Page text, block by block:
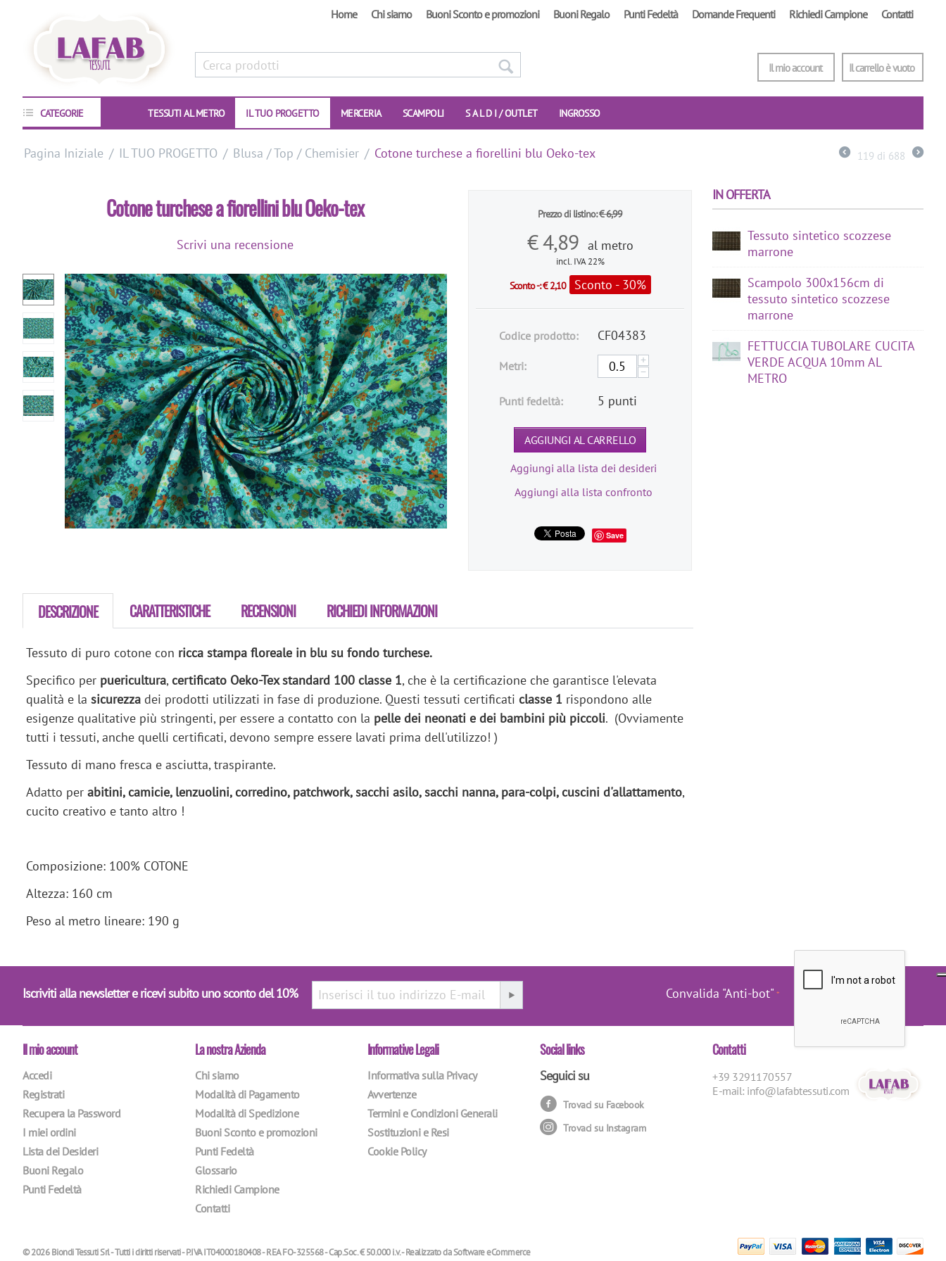
Home Chi siamo Buoni Sconto e promozioni Buoni Regalo Punti Fedeltà Domande Frequenti Richiedi Campione Contatti
Il carrello è vuoto
Il mio account
CATEGORIE TESSUTI AL METRO IL TUO PROGETTO MERCERIA SCAMPOLI S A L D I / OUTLET INGROSSO
Pagina Iniziale / IL TUO PROGETTO / Blusa / Top / Chemisier / Cotone turchese a fiorellini blu Oeko-tex 119 di 688
Cotone turchese a fiorellini blu Oeko-tex
Scrivi una recensione
Prezzo di listino:€6,99
€4,89 al metro
incl. IVA 22%
Sconto -:€2,10 Sconto - 30%
Codice prodotto: CF04383
Metri:
+
−
Punti fedeltà: 5 punti
AGGIUNGI AL CARRELLO
Aggiungi alla lista dei desideri
Aggiungi alla lista confronto
Save
DESCRIZIONE CARATTERISTICHE RECENSIONI RICHIEDI INFORMAZIONI
Tessuto di puro cotone con ricca stampa floreale in blu su fondo turchese.
Specifico per puericultura, certificato Oeko-Tex standard 100 classe 1, che è la certificazione che garantisce l'elevata
qualità e la sicurezza dei prodotti utilizzati in fase di produzione. Questi tessuti certificati classe 1 rispondono alle
esigenze qualitative più stringenti, per essere a contatto con la pelle dei neonati e dei bambini più piccoli. (Ovviamente
tutti i tessuti, anche quelli certificati, devono sempre essere lavati prima dell'utilizzo! )
Tessuto di mano fresca e asciutta, traspirante.
Adatto per abitini, camicie, lenzuolini, corredino, patchwork, sacchi asilo, sacchi nanna, para-colpi, cuscini d'allattamento,
cucito creativo e tanto altro !
Composizione: 100% COTONE
Altezza: 160 cm
Peso al metro lineare: 190 g
IN OFFERTA
Tessuto sintetico scozzese
marrone
Scampolo 300x156cm di
tessuto sintetico scozzese
marrone
FETTUCCIA TUBOLARE CUCITA
VERDE ACQUA 10mm AL
METRO
Iscriviti alla newsletter e ricevi subito uno sconto del 10% Convalida "Anti-bot"
Il mio account
Accedi
Registrati
Recupera la Password
I miei ordini
Lista dei Desideri
Buoni Regalo
Punti Fedeltà
La nostra Azienda
Chi siamo
Modalità di Pagamento
Modalità di Spedizione
Buoni Sconto e promozioni
Punti Fedeltà
Glossario
Richiedi Campione
Contatti
Informative Legali
Informativa sulla Privacy
Avvertenze
Termini e Condizioni Generali
Sostituzioni e Resi
Cookie Policy
Social links
Seguici su
Trovaci su Facebook
Trovaci su Instagram
Contatti
+39 3291170557
E-mail: info@lafabtessuti.com
© 2026 Biondi Tessuti Srl - Tutti i diritti riservati - P.IVA IT04000180408 - REA FO-325568 - Cap.Soc. € 50.000 i.v. - Realizzato daSoftware eCommerce